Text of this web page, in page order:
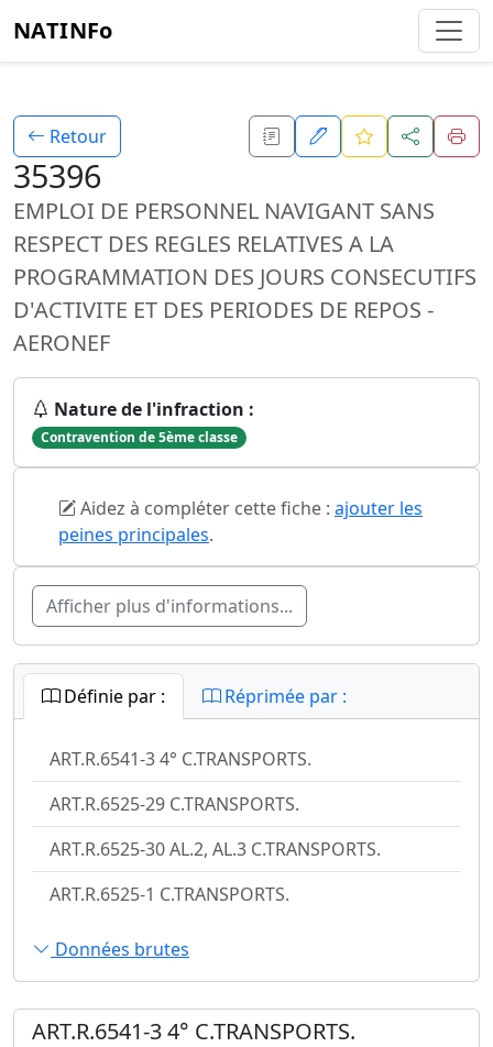
NATINFo
Retour
35396
EMPLOI DE PERSONNEL NAVIGANT SANS
RESPECT DES REGLES RELATIVES A LA
PROGRAMMATION DES JOURS CONSECUTIFS
D'ACTIVITE ET DES PERIODES DE REPOS -
AERONEF
Nature de l'infraction :
Contravention de 5ème classe
Aidez à compléter cette fiche : ajouter les
peines principales.
Afficher plus d'informations...
Définie par : Réprimée par :
ART.R.6541-3 4° C.TRANSPORTS.
ART.R.6525-29 C.TRANSPORTS.
ART.R.6525-30 AL.2, AL.3 C.TRANSPORTS.
ART.R.6525-1 C.TRANSPORTS.
Données brutes
ART.R.6541-3 4° C.TRANSPORTS.